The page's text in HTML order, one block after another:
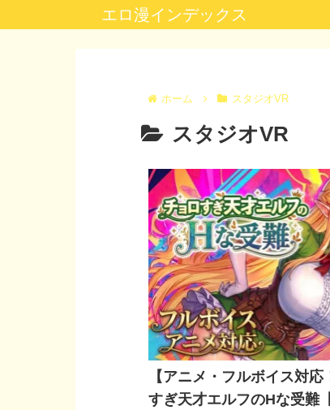
エロ漫インデックス
ホーム スタジオVR
スタジオVR
【アニメ・フルボイス対応
すぎ天才エルフのHな受難